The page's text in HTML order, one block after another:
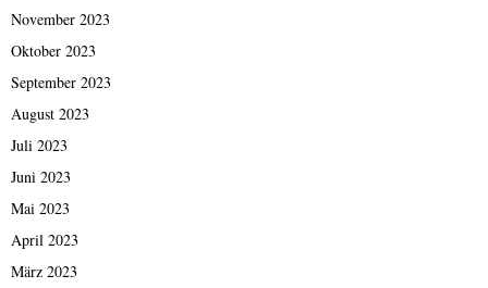
November 2023
Oktober 2023
September 2023
August 2023
Juli 2023
Juni 2023
Mai 2023
April 2023
März 2023